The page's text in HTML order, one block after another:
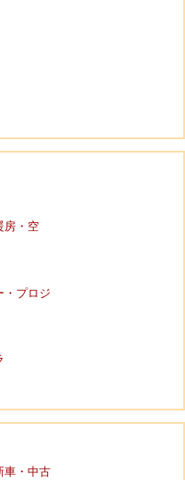
房・空
・プロジ
車・中古